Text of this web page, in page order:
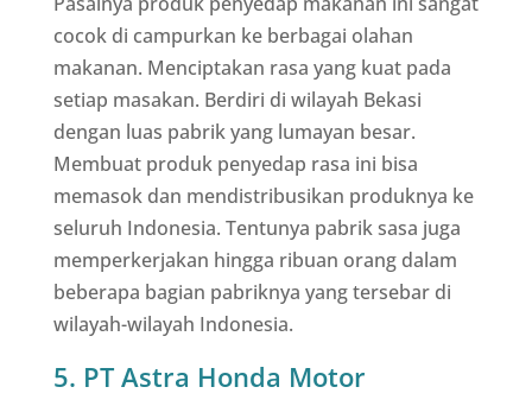
cocok di campurkan ke berbagai olahan
makanan. Menciptakan rasa yang kuat pada
setiap masakan. Berdiri di wilayah Bekasi
dengan luas pabrik yang lumayan besar.
Membuat produk penyedap rasa ini bisa
memasok dan mendistribusikan produknya ke
seluruh Indonesia. Tentunya pabrik sasa juga
memperkerjakan hingga ribuan orang dalam
beberapa bagian pabriknya yang tersebar di
wilayah-wilayah Indonesia.
5. PT Astra Honda Motor